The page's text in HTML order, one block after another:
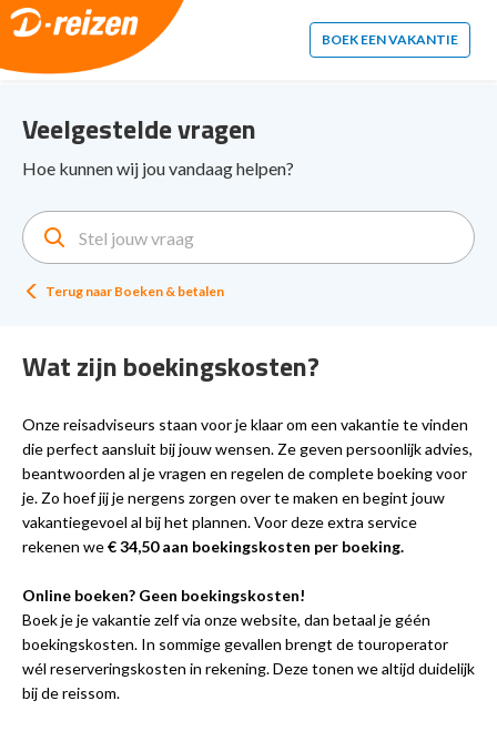
2. Paste this code immediately after the opening tag:
BOEK EEN VAKANTIE
Veelgestelde vragen
Hoe kunnen wij jou vandaag helpen?
Terug naar Boeken & betalen
Wat zijn boekingskosten?
Onze reisadviseurs staan voor je klaar om een vakantie te vinden
die perfect aansluit bij jouw wensen. Ze geven persoonlijk advies,
beantwoorden al je vragen en regelen de complete boeking voor
je. Zo hoef jij je nergens zorgen over te maken en begint jouw
vakantiegevoel al bij het plannen. Voor deze extra service
rekenen we€ 34,50 aan boekingskosten per boeking.
Online boeken? Geen boekingskosten!
Boek je je vakantie zelf via onze website, dan betaal je géén
boekingskosten. In sommige gevallen brengt de touroperator
wél reserveringskosten in rekening. Deze tonen we altijd duidelijk
bij de reissom.